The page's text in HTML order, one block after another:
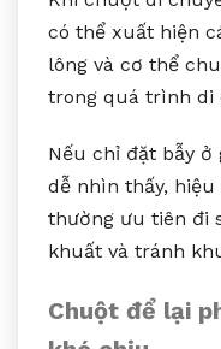
có thể xuất hiện
lông và cơ thể
trong quá trình di
Nếu chỉ đặt bẫy ở
dễ nhìn thấy,
thường ưu tiên đi
khuất và tránh
Chuột để lại